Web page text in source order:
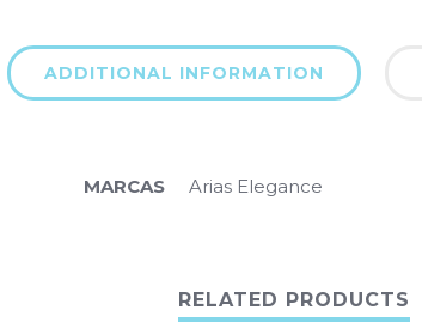
ADDITIONAL INFORMATION
MARCAS Arias Elegance
RELATED PRODUCTS